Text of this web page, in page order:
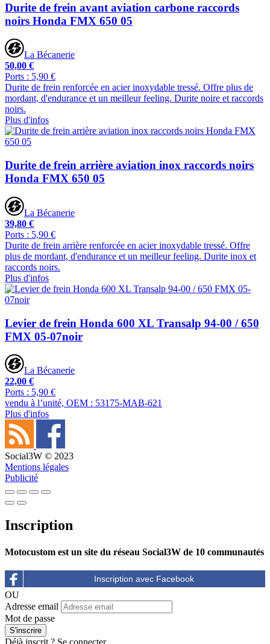
Durite de frein avant aviation carbone raccords
noirs Honda FMX 650 05
La Bécanerie
50,00 €
Ports : 5,90 €
Durite de frein renforcée en acier inoxydable tressé. Offre plus de
mordant, d'endurance et un meilleur feeling. Durite noire et raccords
noirs.
Plus d'infos
Durite de frein arrière aviation inox raccords noirs
Honda FMX 650 05
La Bécanerie
39,80 €
Ports : 5,90 €
Durite de frein arrière renforcée en acier inoxydable tressé. Offre
plus de mordant, d'endurance et un meilleur feeling. Durite inox et
raccords noirs.
Plus d'infos
Levier de frein Honda 600 XL Transalp 94-00 / 650
FMX 05-07noir
La Bécanerie
22,00 €
Ports : 5,90 €
vendu à l’unité, OEM : 53175-MAB-621
Plus d'infos
Social3W © 2023
Mentions légales
Publicité
Inscription
Motocustom est un site du réseau Social3W de 10 communautés
OU
Adresse email
Mot de passe
Déjà inscrit ? Se connecter